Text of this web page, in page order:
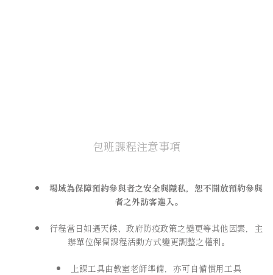
包班課程注意事項
場域為保障預約參與者之安全與隱私，恕不開放預約參與
者之外訪客進入。
行程當日如遇天候、政府防疫政策之變更等其他因素，主
辦單位保留課程活動方式變更調整之權利。
上課工具由教室老師準備， 亦可自備慣用工具